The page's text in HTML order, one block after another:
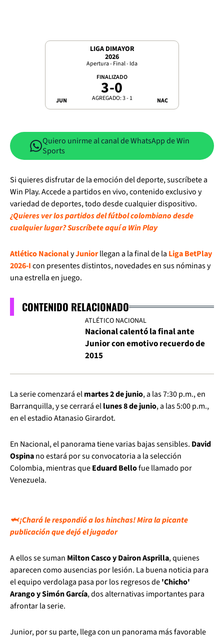
LIGA DIMAYOR
2026
Apertura - Final - Ida
JUN
FINALIZADO
3-0
AGREGADO: 3 - 1 NAC
Quiero unirme al canal de WhatsApp de Win
Sports
Si quieres disfrutar de la emoción del deporte, suscríbete a
Win Play. Accede a partidos en vivo, contenido exclusivo y
variedad de deportes, todo desde cualquier dispositivo.
¿Quieres ver los partidos del fútbol colombiano desde
cualquier lugar? Suscríbete aquí a Win Play
Atlético NacionalyJuniorllegan a la final de la Liga BetPlay
2026-Icon presentes distintos, novedades en sus nóminas y
una estrella en juego.
CONTENIDO RELACIONADO
ATLÉTICO NACIONAL
Nacional calentó la final ante
Junior con emotivo recuerdo de
2015
La serie comenzará elmartes 2 de junio, a las 7:30 p.m., en
Barranquilla, y se cerrará ellunes 8 de junio, a las 5:00 p.m.,
en el estadio Atanasio Girardot.
En Nacional, el panorama tiene varias bajas sensibles. David
Ospinano estará por su convocatoria a la selección
Colombia, mientras queEduard Bellofue llamado por
Venezuela.
🦈 ¡Chará le respondió a los hinchas! Mira la picante
publicación que dejó el jugador
A ellos se suman Milton Casco y Dairon Asprilla, quienes
aparecen como ausencias por lesión. La buena noticia para
el equipo verdolaga pasa por los regresos de'Chicho'
Arango y Simón García, dos alternativas importantes para
afrontar la serie.
Junior, por su parte, llega con un panorama más favorable